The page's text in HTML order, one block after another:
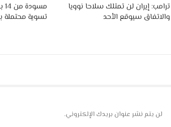
ترامب: إيران لن تمتلك سلاحا نوويا
والاتفاق سيوقع الأحد
تسوية
لن يتم نشر عنوان بريدك الإلكتروني.